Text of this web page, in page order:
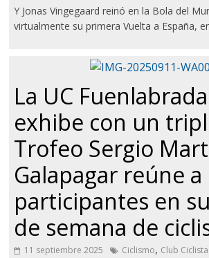
Y Jonas Vingegaard reinó en la Bola del
virtualmente su primera Vuelta a España,
La UC
exhibe con un
Trofeo Sergio
Galapagar reúne a
participantes en
de semana de
11 septiembre 2025 Ciclismo, Club